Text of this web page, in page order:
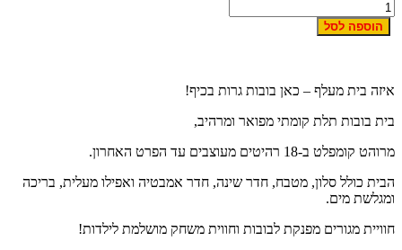
הוספה לסל
בית מעלף – כאן בובות גרות בכיף!
בובות תלת קומתי מפואר ומרהיב,
קומפלט ב-18 רהיטים מעוצבים עד הפרט האחרון.
כולל סלון, מטבח, חדר שינה, חדר אמבטיה ואפילו מעלית, בריכה
מים.
מגורים מפנקת לבובות וחווית משחק מושלמת לילדות!